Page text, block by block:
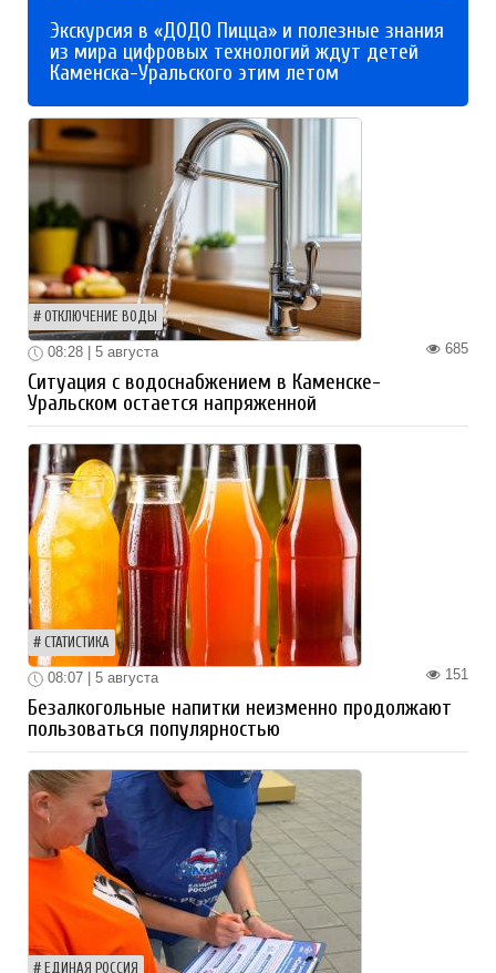
Экскурсия в «ДОДО Пицца» и полезные знания
из мира цифровых технологий ждут детей
Каменска-Уральского этим летом
ОТКЛЮЧЕНИЕ ВОДЫ
685
08:28 | 5 августа
Ситуация с водоснабжением в Каменске-
Уральском остается напряженной
СТАТИСТИКА
151
08:07 | 5 августа
Безалкогольные напитки неизменно продолжают
пользоваться популярностью
ЕДИНАЯ РОССИЯ